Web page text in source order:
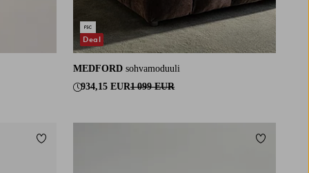
MEDFORD sohvamoduuli
934,15 EUR1 099 EUR
Deal
Lisää suosikkeihin Lisää